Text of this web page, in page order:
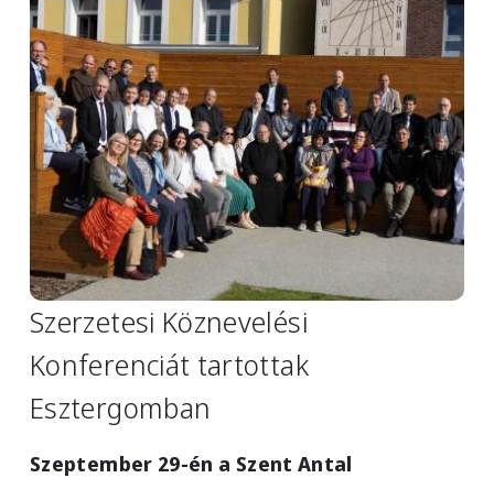
Szerzetesi Köznevelési
Konferenciát tartottak
Esztergomban
Szeptember 29-én a Szent Antal